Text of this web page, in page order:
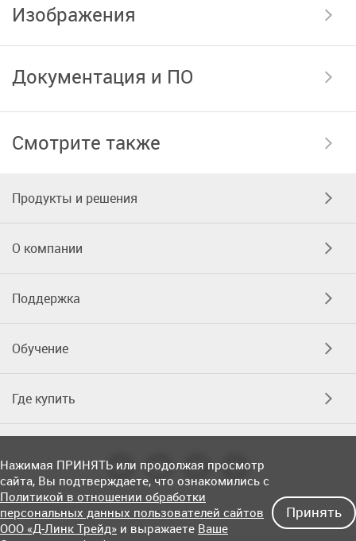
Изображения
Документация и ПО
Смотрите также
Продукты и решения
О компании
Поддержка
Обучение
Где купить
Нажимая ПРИНЯТЬ или продолжая просмотр
сайта, Вы подтверждаете, что ознакомились с
Политикой в отношении обработки
персональных данных пользователей сайтов
ООО «Д-Линк Трейд» и выражаете Ваше
Принять